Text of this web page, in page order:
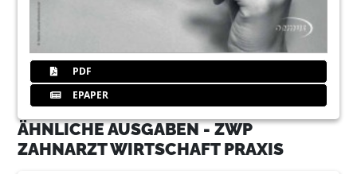
PDF
EPAPER
ÄHNLICHE AUSGABEN - ZWP
ZAHNARZT WIRTSCHAFT PRAXIS